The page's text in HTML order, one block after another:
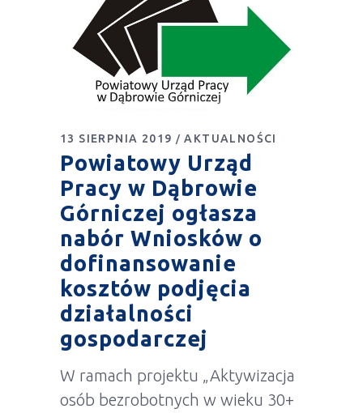
13 SIERPNIA 2019 AKTUALNOŚCI
Powiatowy Urząd
Pracy w Dąbrowie
Górniczej ogłasza
nabór Wniosków o
dofinansowanie
kosztów podjęcia
działalności
gospodarczej
W ramach projektu „Aktywizacja
osób bezrobotnych w wieku 30+